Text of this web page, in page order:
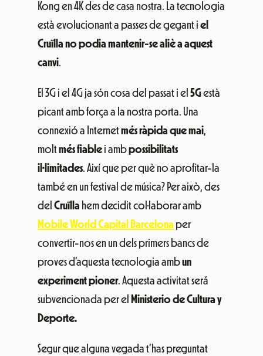
Kong en 4K des de casa nostra. La tecnologia
està evolucionant a passes de gegant i el
Cruïlla no podia mantenir-se aliè a aquest
canvi.
El 3G i el 4G ja són cosa del passat i el 5Gestà
picant amb força a la nostra porta. Una
connexió a Internetmés ràpida que mai,
moltmés fiablei ambpossibilitats
il·limitades. Així que per què no aprofitar-la
també en un festival de música? Per això, des
del Cruïlla hem decidit col·laborar amb
Mobile World Capital Barcelona per
convertir-nos en un dels primers bancs de
proves d’aquesta tecnologia ambun
experiment pioner. Aquesta activitat será
subvencionada per el Ministerio de Cultura y
Deporte.
Segur que alguna vegada t’has preguntat